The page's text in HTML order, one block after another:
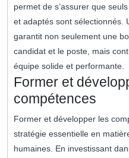
permet de s’assurer que
et adaptés sont sélectionnés.
garantit non seulement une
candidat et le poste, mais
équipe solide et performante.
Former et
compétences
Former et développer les
stratégie essentielle en
humaines. En investissant